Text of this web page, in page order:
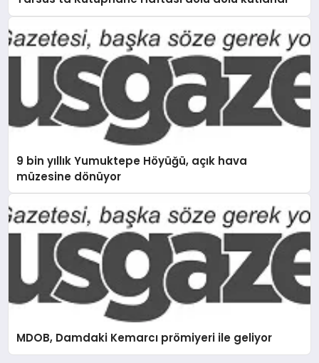
9 bin yıllık Yumuktepe Höyüğü, açık hava
müzesine dönüyor
MDOB, Damdaki Kemarcı prömiyeri ile geliyor